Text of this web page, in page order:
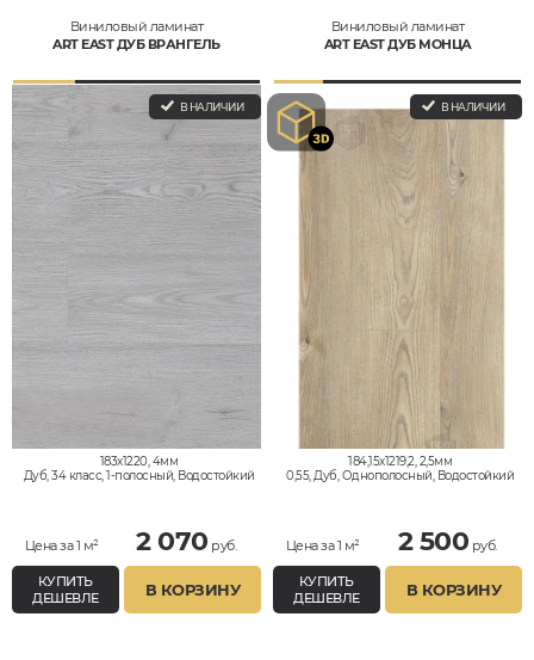
Виниловый ламинат
ART EAST ДУБ ВРАНГЕЛЬ
В НАЛИЧИИ
183x1220, 4мм
Дуб, 34 класс, 1-полосный, Водостойкий
Цена за 1 м² 2 070 руб.
КУПИТЬ
ДЕШЕВЛЕ
В КОРЗИНУ
Виниловый ламинат
ART EAST ДУБ МОНЦА
В НАЛИЧИИ
184,15x1219,2, 2,5мм
0,55, Дуб, Однополосный, Водостойкий
Цена за 1 м² 2 500 руб.
КУПИТЬ
ДЕШЕВЛЕ
В КОРЗИНУ